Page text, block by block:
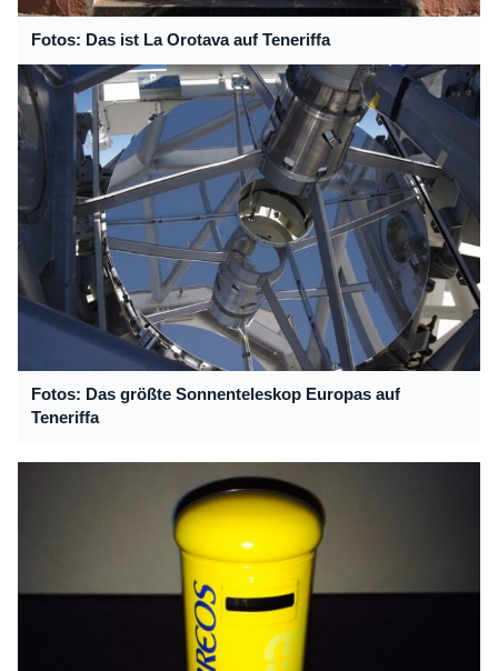
Fotos: Das ist La Orotava auf Teneriffa
Fotos: Das größte Sonnenteleskop Europas auf
Teneriffa